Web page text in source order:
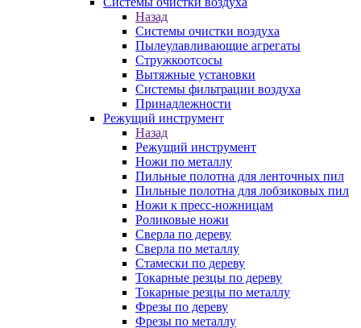
Назад
Системы очистки воздуха
Пылеулавливающие агрегаты
Стружкоотсосы
Вытяжные установки
Системы фильтрации воздуха
Принадлежности
Режущий инструмент
Назад
Режущий инструмент
Ножи по металлу
Пильные полотна для ленточных пил
Пильные полотна для лобзиковых пил
Ножи к пресс-ножницам
Роликовые ножи
Сверла по дереву
Сверла по металлу
Стамески по дереву
Токарные резцы по дереву
Токарные резцы по металлу
Фрезы по дереву
Фрезы по металлу